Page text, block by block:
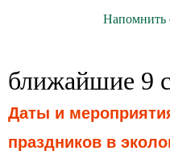
Напомнить
ближайшие 9
Даты и
праздников в